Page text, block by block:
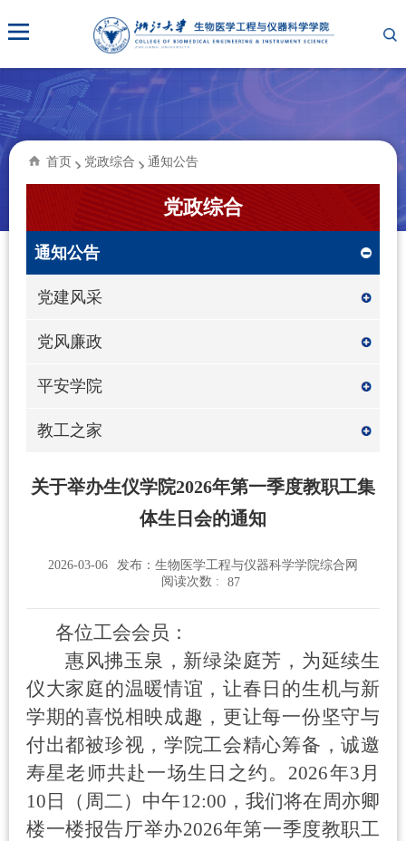
首页 党政综合 通知公告
党政综合
通知公告
党建风采
党风廉政
平安学院
教工之家
关于举办生仪学院2026年第一季度教职工集
体生日会的通知
2026-03-06
发布：生物医学工程与仪器科学学院综合网
阅读次数 :
87
各位工会会员：
惠风拂玉泉，新绿染庭芳，为延续生
仪大家庭的温暖情谊，让春日的生机与新
学期的喜悦相映成趣，更让每一份坚守与
付出都被珍视，学院工会精心筹备，诚邀
寿星老师共赴一场生日之约。 2026年3 月
10 日（周二）中午12:00 ，我们将在周亦卿
楼一楼报告厅举办2026年第一季度教职工